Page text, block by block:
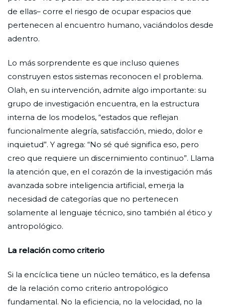
de ellas– corre el riesgo de ocupar espacios que
pertenecen al encuentro humano, vaciándolos desde
adentro.
Lo más sorprendente es que incluso quienes
construyen estos sistemas reconocen el problema.
Olah, en su intervención, admite algo importante: su
grupo de investigación encuentra, en la estructura
interna de los modelos, “estados que reflejan
funcionalmente alegría, satisfacción, miedo, dolor e
inquietud”. Y agrega: “No sé qué significa eso, pero
creo que requiere un discernimiento continuo”. Llama
la atención que, en el corazón de la investigación más
avanzada sobre inteligencia artificial, emerja la
necesidad de categorías que no pertenecen
solamente al lenguaje técnico, sino también al ético y
antropológico.
La relación como criterio
Si la encíclica tiene un núcleo temático, es la defensa
de la relación como criterio antropológico
fundamental. No la eficiencia, no la velocidad, no la